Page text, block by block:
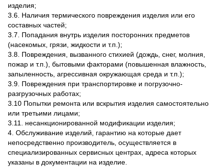
изделия;
3.6. Наличия термического повреждения изделия или его
составных частей;
3.7. Попадания внутрь изделия посторонних предметов
(насекомых, грязи, жидкости и т.п.);
3.8. Повреждения, вызванного стихией (дождь, снег, молния,
пожар и т.п.), бытовыми факторами (повышенная влажность,
запыленность, агрессивная окружающая среда и т.п.);
3.9. Повреждения при транспортировке и погрузочно-
разгрузочных работах;
3.10 Попытки ремонта или вскрытия изделия самостоятельно
или третьими лицами;
3.11. несанкционированной модификации изделия;
4. Обслуживание изделий, гарантию на которые дает
непосредственно производитель, осуществляется в
специализированных сервисных центрах, адреса которых
указаны в документации на изделие.